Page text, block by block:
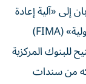
إلى «آلية إعادة
الشراء (الريبو) للسلطات النقدية الأجنبية والدولية» (FIMA)
للبنوك المركزية
من سندات